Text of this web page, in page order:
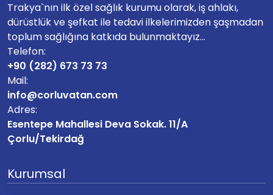
Trakya`nın ilk özel sağlık kurumu olarak, iş ahlakı,
dürüstlük ve şefkat ile tedavi ilkelerimizden şaşmadan
toplum sağlığına katkıda bulunmaktayız...
Telefon:
+90 (282) 673 73 73
Mail:
info@corluvatan.com
Adres:
Esentepe Mahallesi Deva Sokak. 11/A
Çorlu/Tekirdağ
Kurumsal